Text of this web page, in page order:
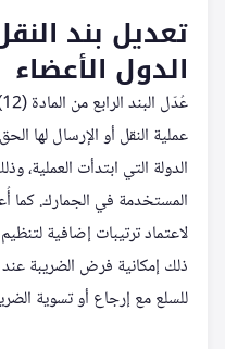
تعديل بند
الدول الأعضاء
عملية النقل أو الإرسال لها
الدولة التي ابتدأت العملية،
المستخدمة في الجمارك. كما
لاعتماد ترتيبات إضافية
ذلك إمكانية فرض الضريبة عند
للسلع مع إرجاع أو تسوية